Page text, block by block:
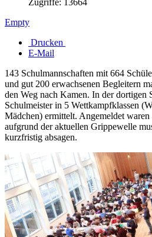
Zugriffe: 13664
Empty
Drucken
E-Mail
143 Schulmannschaften mit 664
und gut 200 erwachsenen Begleitern
den Weg nach Kamen. In der dortigen
Schulmeister in 5 Wettkampfklassen
Mädchen) ermittelt. Angemeldet waren
aufgrund der aktuellen Grippewelle
kurzfristig absagen.